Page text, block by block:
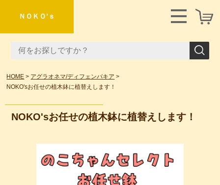
ＮＯＫＯ’ｓ
HOME
アグラオネマ/ディフェンバキア
NOKO'sお任せの植木鉢に植替えします！
NOKO'sお任せの植木鉢に植替えします！